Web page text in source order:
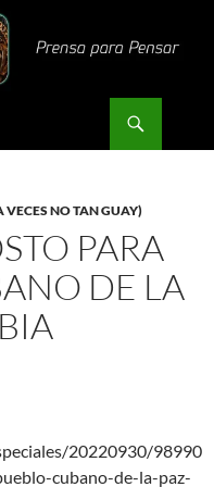
VECES NO TAN GUAY)
PARA
DE LA
20220930/98990
cubano-de-la-paz-